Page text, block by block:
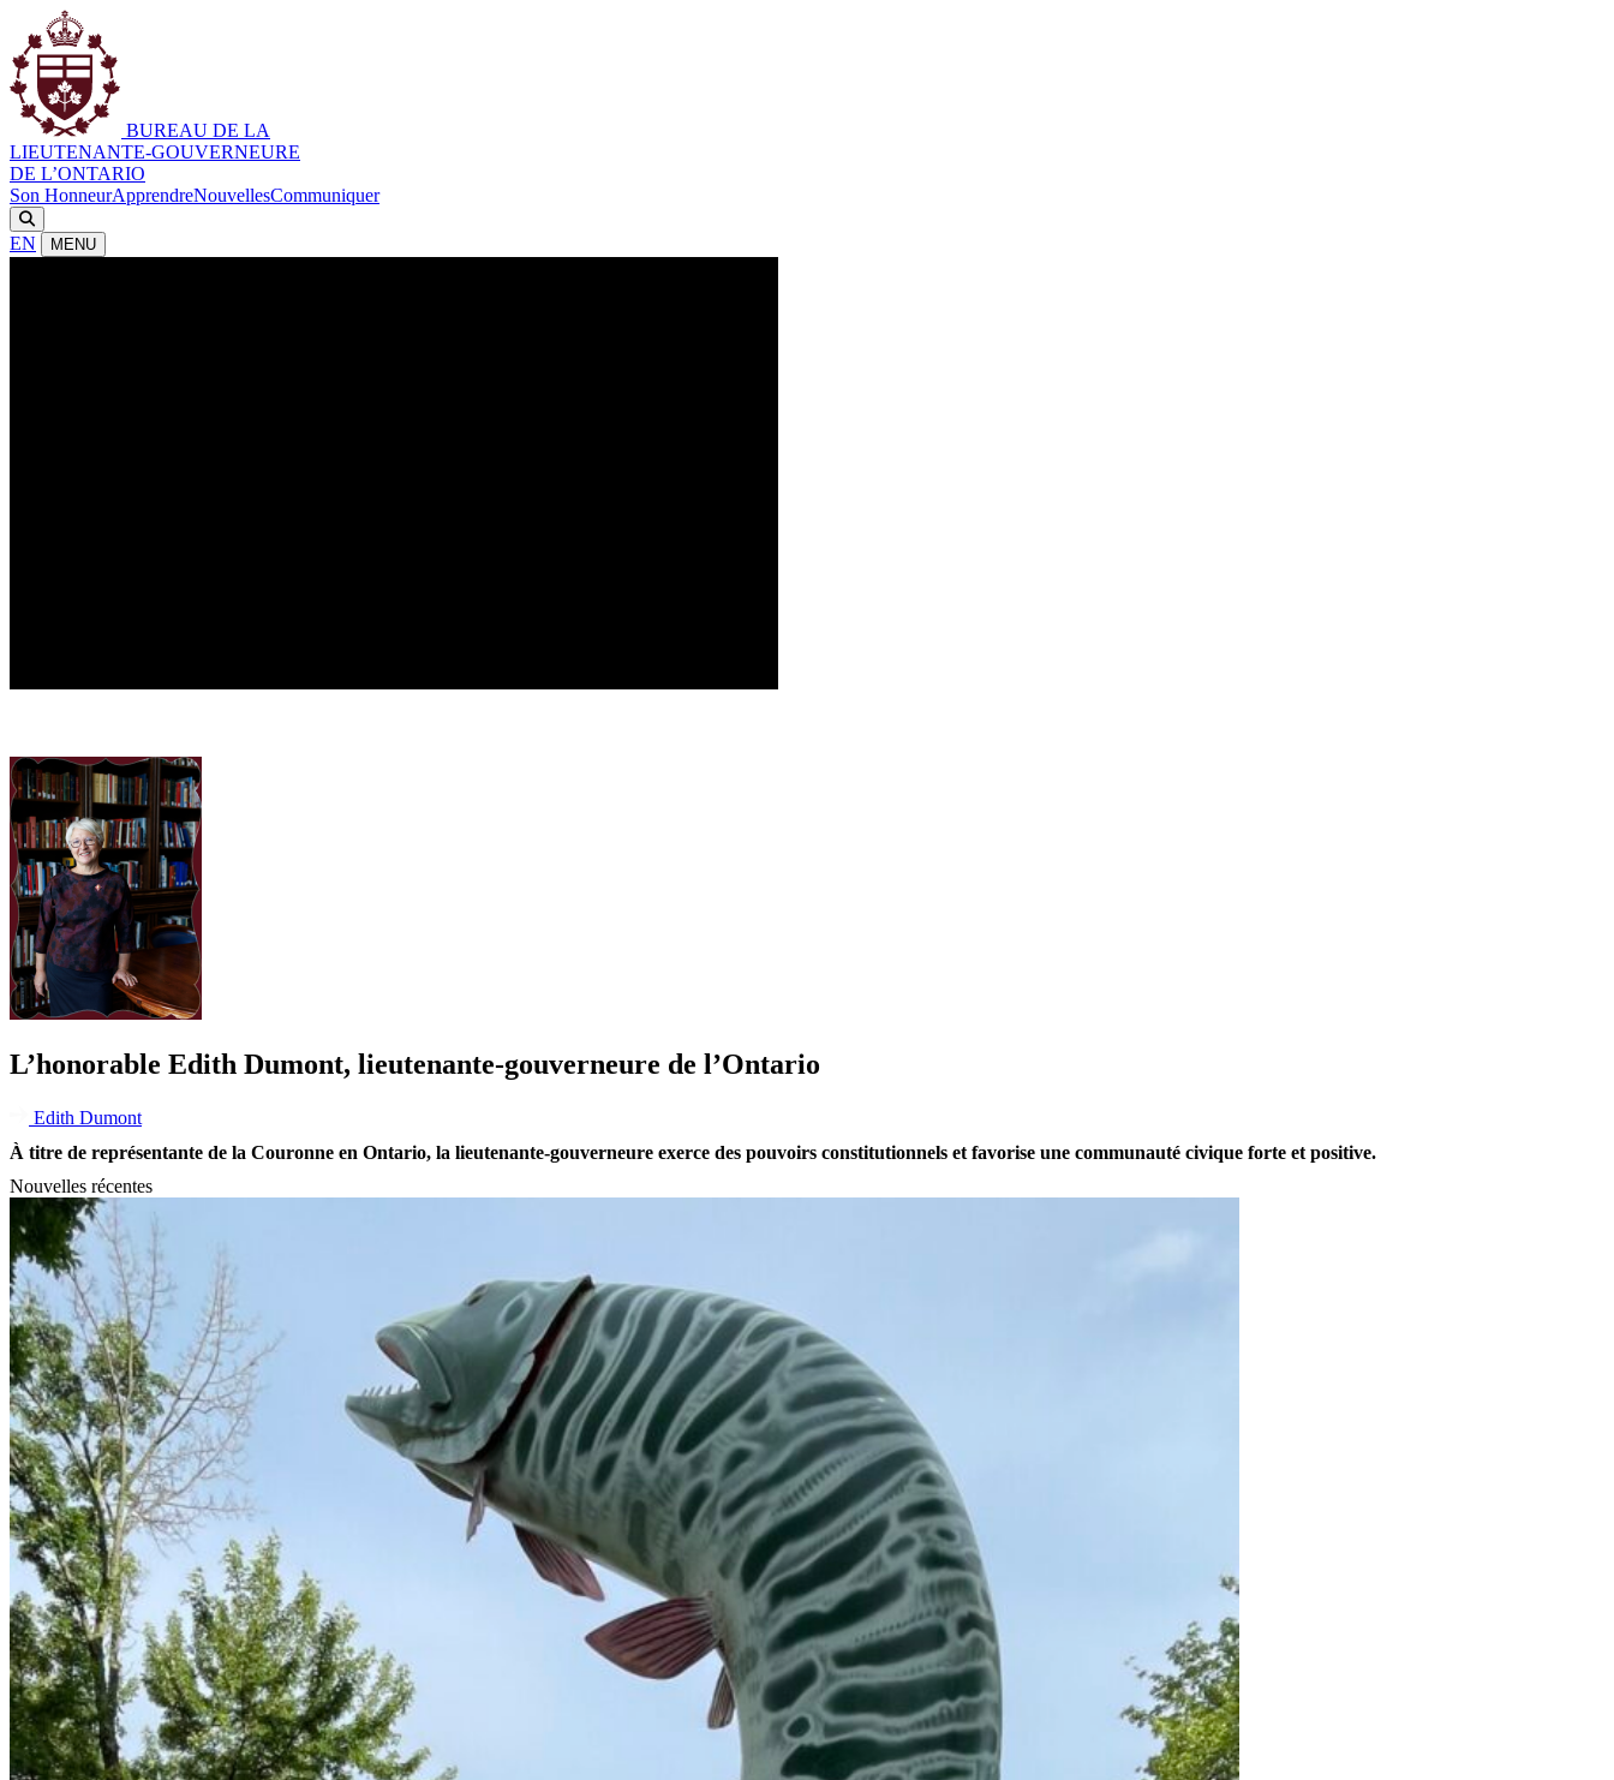
BUREAU DE LA
LIEUTENANTE-GOUVERNEURE
DE L’ONTARIO
Son HonneurApprendreNouvellesCommuniquer
EN MENU
L’honorable Edith Dumont, lieutenante-gouverneure de l’Ontario
Edith Dumont
À titre de représentante de la Couronne en Ontario, la lieutenante-gouverneure exerce des pouvoirs constitutionnels et favorise une communauté civique forte et positive.
Nouvelles récentes